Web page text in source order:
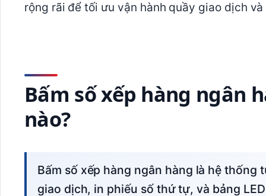
rộng rãi để tối ưu vận hành quầy giao dịch
Bấm số xếp hàng ngân
nào?
Bấm số xếp hàng ngân hàng là hệ thống tự động gồm kiosk cảm ứng để khách chọn
giao dịch, in phiếu số thứ tự, và bảng